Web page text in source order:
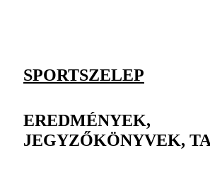
SPORTSZELEP
EREDMÉNYEK,
JEGYZŐKÖNYVEK,